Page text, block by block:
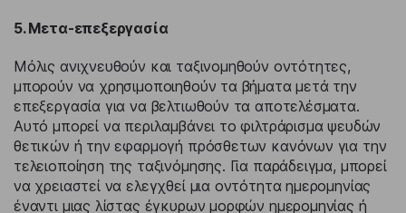
5. Μετα-επεξεργασία
Μόλις ανιχνευθούν και ταξινομηθούν οντότητες,
μπορούν να χρησιμοποιηθούν τα βήματα μετά την
επεξεργασία για να βελτιωθούν τα αποτελέσματα.
Αυτό μπορεί να περιλαμβάνει το φιλτράρισμα ψευδών
θετικών ή την εφαρμογή πρόσθετων κανόνων για την
τελειοποίηση της ταξινόμησης. Για παράδειγμα, μπορεί
να χρειαστεί να ελεγχθεί μια οντότητα ημερομηνίας
έναντι μιας λίστας έγκυρων μορφών ημερομηνίας ή